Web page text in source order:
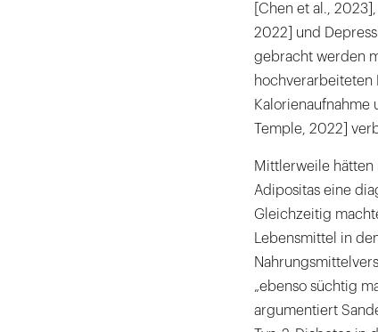
[Chen et al.,
2022] und
gebracht werden
Kalorienaufnahme
Temple, 2022]
Mittlerweile hätten
Adipositas eine
Gleichzeitig
Lebensmittel in
„ebenso süchtig
argumentiert